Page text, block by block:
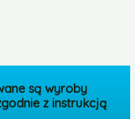
są wyroby
z instrukcją